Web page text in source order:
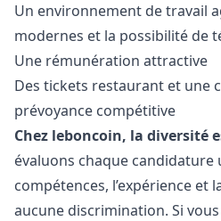
Un environnement de travail
modernes et la possibilité de
Une rémunération attractive
Des tickets restaurant et une
prévoyance compétitive
Chez leboncoin, la diversité
évaluons chaque candidature
compétences, l’expérience et
aucune discrimination. Si vous